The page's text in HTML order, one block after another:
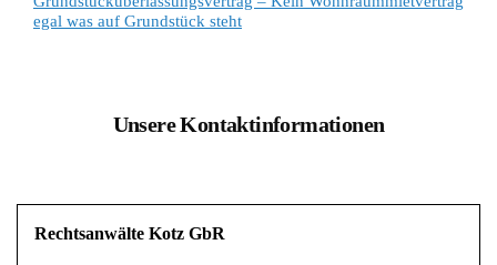
egal was auf Grundstück steht
Unsere Kontaktinformationen
Rechtsanwälte Kotz GbR